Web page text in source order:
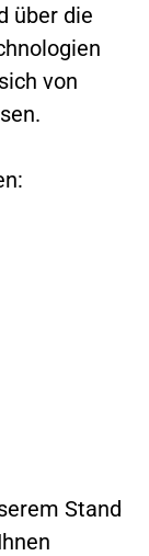
über die
von
Stand